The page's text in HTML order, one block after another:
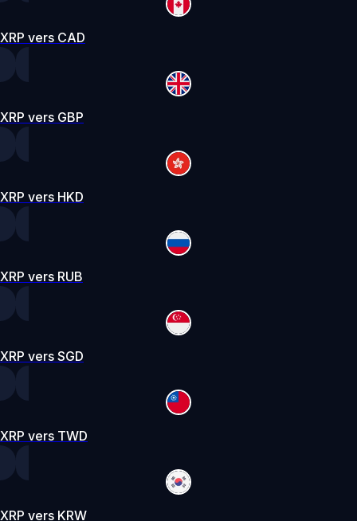
XRP vers CAD
XRP vers GBP
XRP vers HKD
XRP vers RUB
XRP vers SGD
XRP vers TWD
XRP vers KRW